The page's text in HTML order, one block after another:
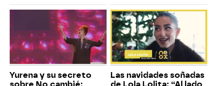
Yurena y su secreto
Las navidades soñadas